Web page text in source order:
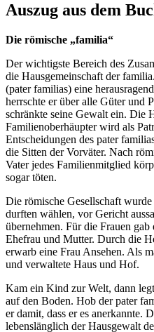
Auszug aus dem
Die römische „familia“
Der wichtigste Bereich des
die Hausgemeinschaft der
(pater familias) eine
herrschte er über alle Güter und
schränkte seine Gewalt ein. Die
Familienoberhäupter wird als
Entscheidungen des pater
die Sitten der Vorväter. Nach
Vater jedes Familienmitglied
sogar töten.
Die römische Gesellschaft
durften wählen, vor Gericht
übernehmen. Für die Frauen
Ehefrau und Mutter. Durch die
erwarb eine Frau Ansehen. Als
und verwaltete Haus und Hof.
Kam ein Kind zur Welt, dann
auf den Boden. Hob der pater
er damit, dass er es anerkannte.
lebenslänglich der Hausgewalt